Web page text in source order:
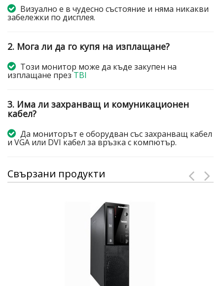
Визуално е в чудесно състояние и няма никакви
забележки по дисплея.
2. Мога ли да го купя на изплащане?
Този монитор може да къде закупен на
изплащане презTBI
3. Има ли захранващ и комуникационен
кабел?
Да мониторът е оборудван със захранващ кабел
и VGA или DVI кабел за връзка с компютър.
Свързани продукти